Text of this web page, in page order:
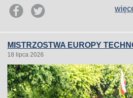
MISTRZOSTWA EUROPY
18 lipca 2026